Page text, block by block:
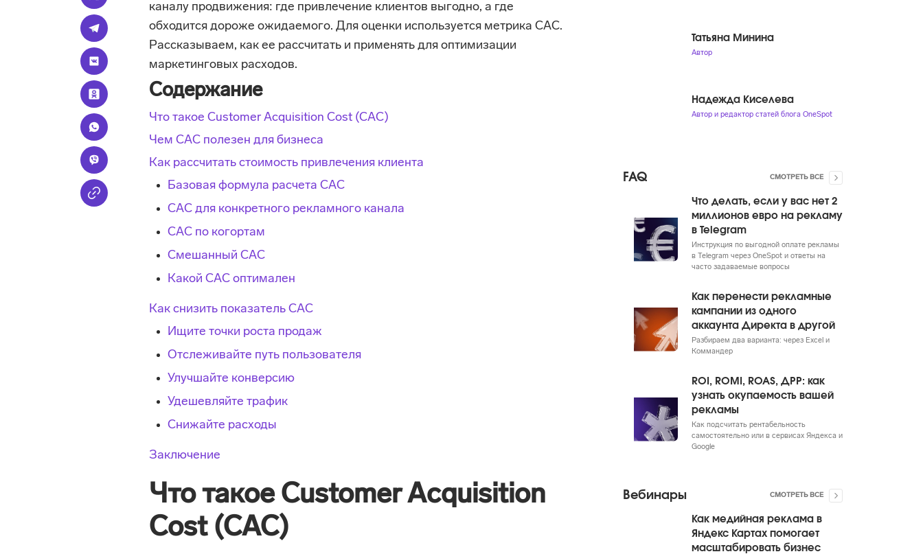
каналу продвижения: где привлечение клиентов выгодно, а где
обходится дороже ожидаемого. Для оценки используется метрика CAC.
Рассказываем, как ее рассчитать и применять для оптимизации
маркетинговых расходов.
Содержание
Что такое Сustomer Acquisition Cost (CAC)
Чем CАС полезен для бизнеса
Как рассчитать стоимость привлечения клиента
Базовая формула расчета CAC
CAC для конкретного рекламного канала
CAC по когортам
Смешанный CAC
Какой CAC оптимален
Как снизить показатель CAC
Ищите точки роста продаж
Отслеживайте путь пользователя
Улучшайте конверсию
Удешевляйте трафик
Снижайте расходы
Заключение
Что такое Customer Acquisition
Cost (CAC)
Татьяна Минина
Автор
Надежда Киселева
Автор и редактор статей блога OneSpot
FAQ СМОТРЕТЬ ВСЕ
Что делать, если у вас нет 2
миллионов евро на рекламу
в Telegram
Инструкция по выгодной оплате рекламы
в Telegram через OneSpot и ответы на
часто задаваемые вопросы
Как перенести рекламные
кампании из одного
аккаунта Директа в другой
Разбираем два варианта: через Excel и
Коммандер
ROI, ROMI, ROAS, ДРР: как
узнать окупаемость вашей
рекламы
Как подсчитать рентабельность
самостоятельно или в сервисах Яндекса и
Google
Вебинары СМОТРЕТЬ ВСЕ
Как медийная реклама в
Яндекс Картах помогает
масштабировать бизнес